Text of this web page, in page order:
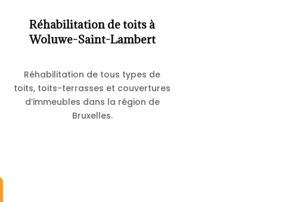
Réhabilitation de toits à
Woluwe-Saint-Lambert
Réhabilitation de tous types de
toits, toits-terrasses et couvertures
d’immeubles dans la région de
Bruxelles.